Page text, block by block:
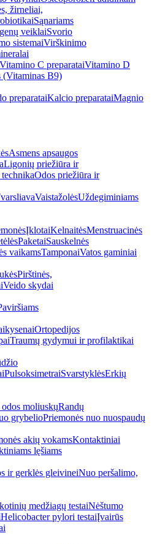
žirneliai,
Sąnariams
veiklaiSvorio
sistemaiVirškinimo
Vitamino C preparataiVitamino D
(Vitaminas B9)
preparataiKalcio preparataiMagnio
Asmens apsaugos
Ligonių priežiūra ir
Odos priežiūra ir
VaistažolėsUždegiminiams
ĮklotaiKelnaitėsMenstruacinės
PaketaiSauskelnės
vaikamsTamponaiVatos gaminiai
Pirštinės,
Veido skydai
Ortopedijos
Traumų gydymui ir profilaktikai
PulsoksimetraiSvarstyklėsErkių
moliuskųRandų
grybelioPriemonės nuo nuospaudų
akių vokamsKontaktiniai
lęšiams
ir gerklės gleivineiNuo peršalimo,
medžiagų testaiNėštumo
Helicobacter pylori testaiĮvairūs